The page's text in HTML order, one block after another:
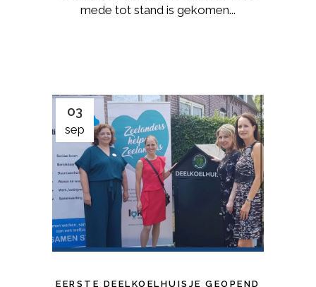
mede tot stand is gekomen...
03
sep
EERSTE DEELKOELHUISJE GEOPEND